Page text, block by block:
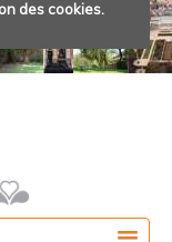
des cookies.